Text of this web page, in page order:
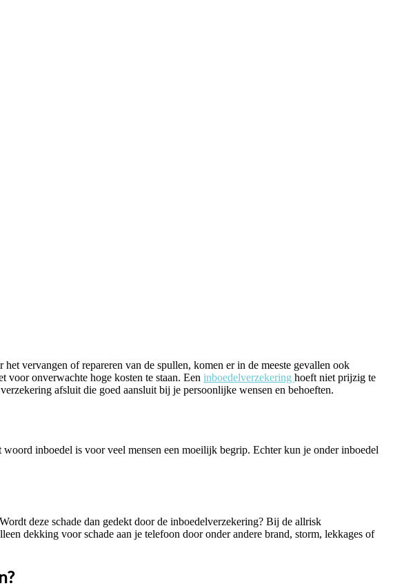
vervangen of repareren van de spullen, komen er in de meeste gevallen ook
onverwachte hoge kosten te staan. Een inboedelverzekering hoeft niet prijzig te
afsluit die goed aansluit bij je persoonlijke wensen en behoeften.
inboedel is voor veel mensen een moeilijk begrip. Echter kun je onder inboedel
deze schade dan gedekt door de inboedelverzekering? Bij de allrisk
dekking voor schade aan je telefoon door onder andere brand, storm, lekkages of